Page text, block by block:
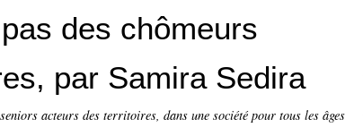
des chômeurs
par Samira Sedira
acteurs des territoires, dans une société pour tous les âges